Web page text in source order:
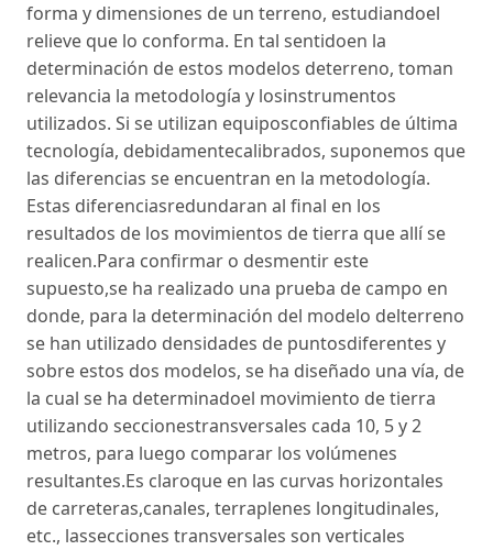
forma y dimensiones de un terreno, estudiandoel
relieve que lo conforma. En tal sentidoen la
determinación de estos modelos deterreno, toman
relevancia la metodología y losinstrumentos
utilizados. Si se utilizan equiposconfiables de última
tecnología, debidamentecalibrados, suponemos que
las diferencias se encuentran en la metodología.
Estas diferenciasredundaran al final en los
resultados de los movimientos de tierra que allí se
realicen.Para confirmar o desmentir este
supuesto,se ha realizado una prueba de campo en
donde, para la determinación del modelo delterreno
se han utilizado densidades de puntosdiferentes y
sobre estos dos modelos, se ha diseñado una vía, de
la cual se ha determinadoel movimiento de tierra
utilizando seccionestransversales cada 10, 5 y 2
metros, para luego comparar los volúmenes
resultantes.Es claroque en las curvas horizontales
de carreteras,canales, terraplenes longitudinales,
etc., lassecciones transversales son verticales